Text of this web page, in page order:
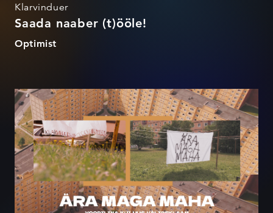
Klarvinduer
Saada naaber (t)ööle!
Optimist
Ära maga maha